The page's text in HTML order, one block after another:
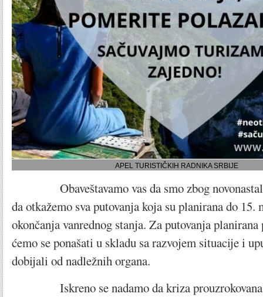
APEL TURISTIČKIH RADNIKA SRBIJE
Obaveštavamo vas da smo zbog
da otkažemo sva putovanja koja su planirana do 15.
okončanja vanrednog stanja. Za putovanja planirana
ćemo se ponašati u skladu sa razvojem situacije i
dobijali od nadležnih organa.
Iskreno se nadamo da kriza prouzrokovana